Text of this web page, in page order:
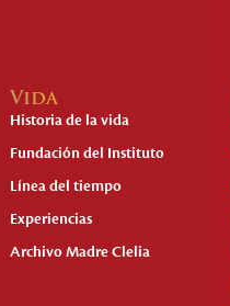
Vida
Historia de la vida
Fundación del Instituto
Línea del tiempo
Experiencias
Archivo Madre Clelia